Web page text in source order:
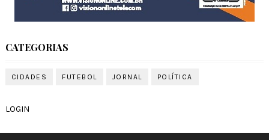
CATEGORIAS
CIDADES FUTEBOL JORNAL POLÍTICA
LOGIN